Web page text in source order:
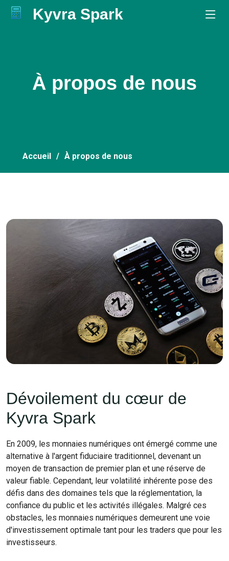
Kyvra Spark
À propos de nous
Accueil À propos de nous
Dévoilement du cœur de
Kyvra Spark
En 2009, les monnaies numériques ont émergé comme une
alternative à l'argent fiduciaire traditionnel, devenant un
moyen de transaction de premier plan et une réserve de
valeur fiable. Cependant, leur volatilité inhérente pose des
défis dans des domaines tels que la réglementation, la
confiance du public et les activités illégales. Malgré ces
obstacles, les monnaies numériques demeurent une voie
d'investissement optimale tant pour les traders que pour les
investisseurs.